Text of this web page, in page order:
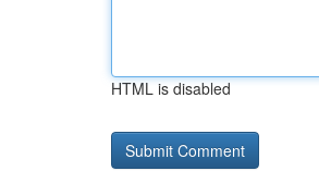
HTML is disabled